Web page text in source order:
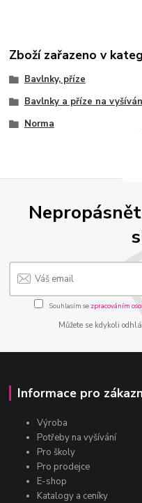
Zboží zařazeno v
Bavlnky, příze
Bavlnky a příze na
Norma
Souhlasím se zpracováním
Můžete se kdykoli
Informace pro
Výroba
Potřeby na vyšívání
Pro školy
Pro prodejce
E-shop
Katalogy a ceníky